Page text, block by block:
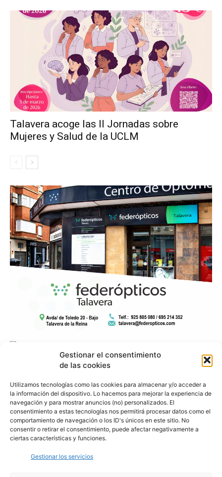
Gestionar el consentimiento
de las cookies
Utilizamos tecnologías como las cookies para almacenar y/o acceder a
la información del dispositivo. Lo hacemos para mejorar la experiencia de
navegación y para mostrar anuncios (no) personalizados. El
consentimiento a estas tecnologías nos permitirá procesar datos como el
comportamiento de navegación o los ID's únicos en este sitio. No
consentir o retirar el consentimiento, puede afectar negativamente a
ciertas características y funciones.
Gestionar los servicios
Talavera acoge las II Jornadas sobre
Mujeres y Salud de la UCLM